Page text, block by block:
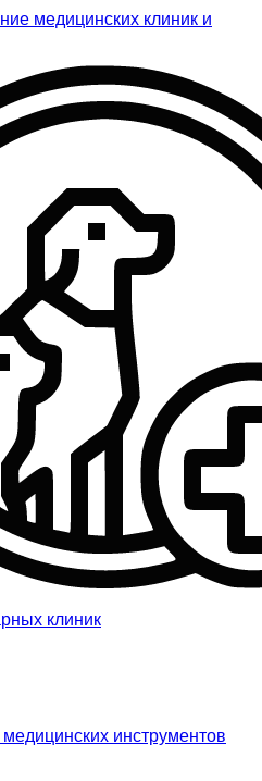
медицинских клиник и
клиник
инструментов